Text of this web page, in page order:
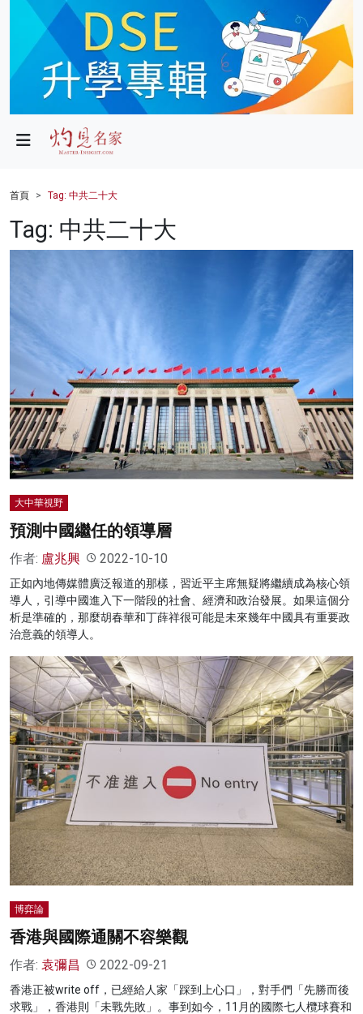
政局
財經
健康
科技
影片
名家榜
灼見活動
關於我們
首頁 Tag: 中共二十大
Tag: 中共二十大
大中華視野
預測中國繼任的領導層
作者: 盧兆興 2022-10-10
正如內地傳媒體廣泛報道的那樣，習近平主席無疑將繼續成為核心領
導人，引導中國進入下一階段的社會、經濟和政治發展。如果這個分
析是準確的，那麼胡春華和丁薛祥很可能是未來幾年中國具有重要政
治意義的領導人。
博弈論
香港與國際通關不容樂觀
作者: 袁彌昌 2022-09-21
香港正被write off，已經給人家「踩到上心口」，對手們「先勝而後
求戰」，香港則「未戰先敗」。事到如今，11月的國際七人欖球賽和